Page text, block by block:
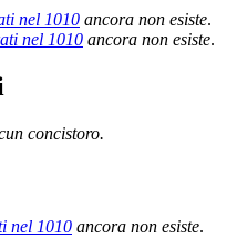
nel 1010 ancora non esiste.
nel 1010 ancora non esiste.
concistoro.
nel 1010 ancora non esiste.